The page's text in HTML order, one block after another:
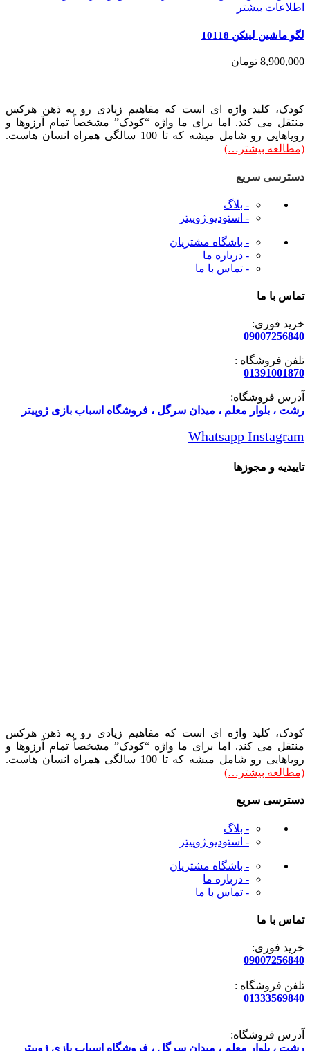
اطلاعات بیشتر
لگو ماشین لینکن 10118
8,900,000 تومان
کودک، کلید واژه ای است که مفاهیم زیادی رو به ذهن هرکس
منتقل می کند. اما برای ما واژه “کودک” مشخصاً تمام آرزوها و
رویاهایی رو شامل میشه که تا 100 سالگی همراه انسان هاست.
(مطالعه بیشتر…)
دسترسی سریع
- بلاگ
- استودیو ژوپیتر
- باشگاه مشتریان
- درباره ما
- تماس با ما
تماس با ما
خرید فوری:
09007256840
تلفن فروشگاه :
01391001870
آدرس فروشگاه:
رشت ، بلوار معلم ، میدان سرگل ، فروشگاه اسباب بازی ژوپیتر
Whatsapp Instagram
تاییدیه و مجوزها
کودک، کلید واژه ای است که مفاهیم زیادی رو به ذهن هرکس
منتقل می کند. اما برای ما واژه “کودک” مشخصاً تمام آرزوها و
رویاهایی رو شامل میشه که تا 100 سالگی همراه انسان هاست.
(مطالعه بیشتر…)
دسترسی سریع
- بلاگ
- استودیو ژوپیتر
- باشگاه مشتریان
- درباره ما
- تماس با ما
تماس با ما
خرید فوری:
09007256840
تلفن فروشگاه :
01333569840
آدرس فروشگاه:
رشت ، بلوار معلم ، میدان سرگل ، فروشگاه اسباب بازی ژوپیتر